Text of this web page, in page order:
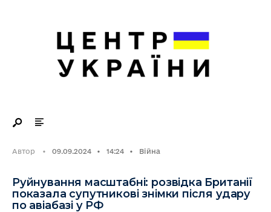
Автор • 09.09.2024 • 14:24 • Війна
Руйнування масштабні: розвідка Британії
показала супутникові знімки після удару
по авіабазі у РФ